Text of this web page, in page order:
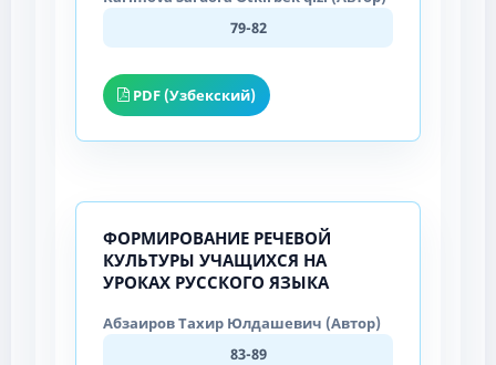
79-82
PDF (Узбекский)
ФОРМИРОВАНИЕ РЕЧЕВОЙ
КУЛЬТУРЫ УЧАЩИХСЯ НА
УРОКАХ РУССКОГО ЯЗЫКА
Абзаиров Тахир Юлдашевич (Автор)
83-89